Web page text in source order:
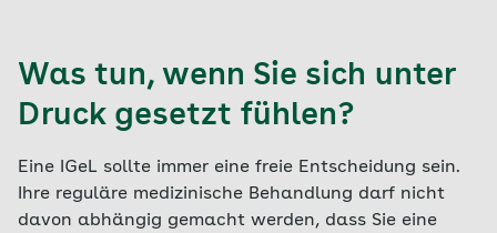
Was tun, wenn Sie sich unter
Druck gesetzt fühlen?
Eine IGeL sollte immer eine freie Entscheidung sein.
Ihre reguläre medizinische Behandlung darf nicht
davon abhängig gemacht werden, dass Sie eine